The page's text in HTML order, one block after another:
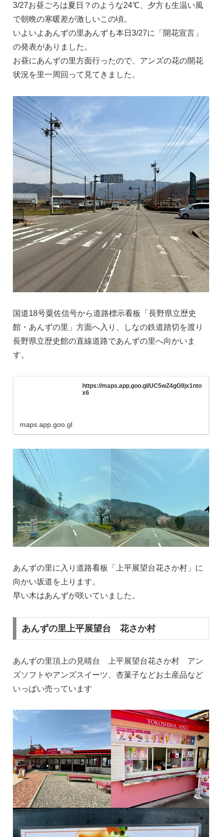
3/27お昼ごろは夏日？のような24℃、夕方も生温い風
で朝晩の寒暖差が激しいこの頃。
いよいよあんずの里あんずも本日3/27に「開花宣言」
の発表がありました。
お昼にあんずの里方面行ったので、アンズの花の開花
状況を里一周回って見てきました。
国道18号粟佐信号から道路標示看板「長野県立歴史
館・あんずの里」方面へ入り、しなの鉄道踏切を渡り
長野県立歴史館の直線道路であんずの里へ向かいま
す。
https://maps.app.goo.gl/UC5wZ4gG9jx1nto
x6
maps.app.goo.gl
あんずの里に入り道路看板「上平展望台花さか村」に
向かい坂道を上ります。
早い木はあんずが咲いていました。
あんずの里上平展望台 花さか村
あんずの里頂上の見晴台 上平展望台花さか村 アン
ズソフトやアンズスイーツ、杏菓子などお土産品など
いっぱい売っています